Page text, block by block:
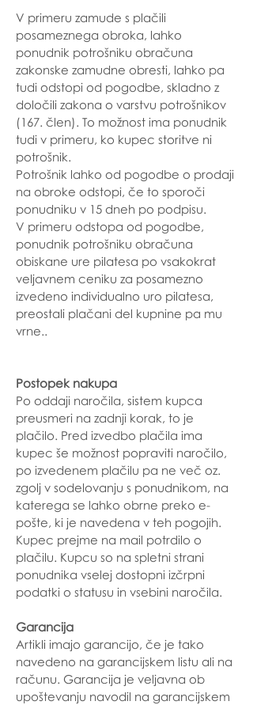
V primeru zamude s plačili
posameznega obroka, lahko
ponudnik potrošniku obračuna
zakonske zamudne obresti, lahko pa
tudi odstopi od pogodbe, skladno z
določili zakona o varstvu potrošnikov
(167. člen). To možnost ima ponudnik
tudi v primeru, ko kupec storitve ni
potrošnik.
Potrošnik lahko od pogodbe o prodaji
na obroke odstopi, če to sporoči
ponudniku v 15 dneh po podpisu.
V primeru odstopa od pogodbe,
ponudnik potrošniku obračuna
obiskane ure pilatesa po vsakokrat
veljavnem ceniku za posamezno
izvedeno individualno uro pilatesa,
preostali plačani del kupnine pa mu
vrne..
Postopek nakupa
Po oddaji naročila, sistem kupca
preusmeri na zadnji korak, to je
plačilo. Pred izvedbo plačila ima
kupec še možnost popraviti naročilo,
po izvedenem plačilu pa ne več oz.
zgolj v sodelovanju s ponudnikom, na
katerega se lahko obrne preko e-
pošte, ki je navedena v teh pogojih.
Kupec prejme na mail potrdilo o
plačilu. Kupcu so na spletni strani
ponudnika vselej dostopni izčrpni
podatki o statusu in vsebini naročila.
Garancija
Artikli imajo garancijo, če je tako
navedeno na garancijskem listu ali na
računu. Garancija je veljavna ob
upoštevanju navodil na garancijskem